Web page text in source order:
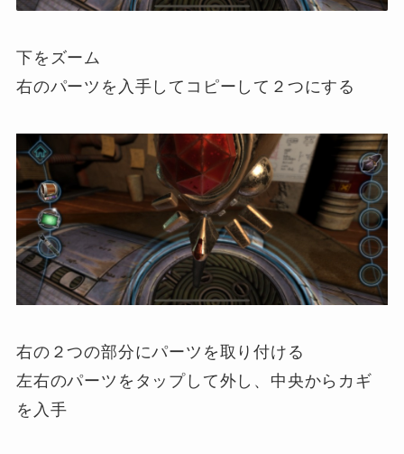
下をズーム
右のパーツを入手してコピーして２つにする
右の２つの部分にパーツを取り付ける
左右のパーツをタップして外し、中央からカギ
を入手